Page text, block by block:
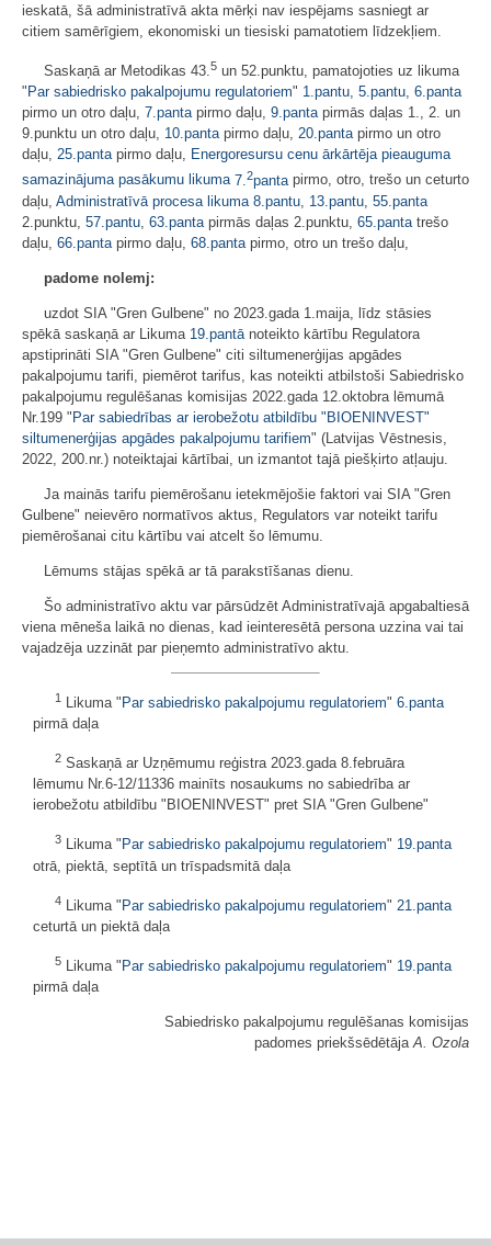
ieskatā, šā administratīvā akta mērķi nav iespējams sasniegt ar
citiem samērīgiem, ekonomiski un tiesiski pamatotiem līdzekļiem.
Saskaņā ar Metodikas 43.5 un 52.punktu, pamatojoties uz likuma
" Par sabiedrisko pakalpojumu regulatoriem" 1.pantu, 5.pantu, 6.panta
pirmo un otro daļu, 7.pantapirmo daļu, 9.pantapirmās daļas 1., 2. un
9.punktu un otro daļu, 10.pantapirmo daļu, 20.pantapirmo un otro
daļu, 25.pantapirmo daļu, Energoresursu cenu ārkārtēja pieauguma
samazinājuma pasākumu likuma 7. 2panta pirmo, otro, trešo un ceturto
daļu, Administratīvā procesa likuma 8.pantu 13.pantu 55.panta
2.punktu, 57.pantu 63.panta pirmās daļas 2.punktu, 65.panta trešo
daļu, 66.panta pirmo daļu, 68.panta pirmo, otro un trešo daļu,
padome nolemj:
uzdot SIA "Gren Gulbene" no 2023.gada 1.maija, līdz stāsies
spēkā saskaņā ar Likuma 19.pantā noteikto kārtību Regulatora
apstiprināti SIA "Gren Gulbene" citi siltumenerģijas apgādes
pakalpojumu tarifi, piemērot tarifus, kas noteikti atbilstoši Sabiedrisko
pakalpojumu regulēšanas komisijas 2022.gada 12.oktobra lēmumā
Nr.199 "Par sabiedrības ar ierobežotu atbildību "BIOENINVEST"
siltumenerģijas apgādes pakalpojumu tarifiem" (Latvijas Vēstnesis,
2022, 200.nr.) noteiktajai kārtībai, un izmantot tajā piešķirto atļauju.
Ja mainās tarifu piemērošanu ietekmējošie faktori vai SIA "Gren
Gulbene" neievēro normatīvos aktus, Regulators var noteikt tarifu
piemērošanai citu kārtību vai atcelt šo lēmumu.
Lēmums stājas spēkā ar tā parakstīšanas dienu.
Šo administratīvo aktu var pārsūdzēt Administratīvajā apgabaltiesā
viena mēneša laikā no dienas, kad ieinteresētā persona uzzina vai tai
vajadzēja uzzināt par pieņemto administratīvo aktu.
1 Likuma " Par sabiedrisko pakalpojumu regulatoriem" 6.panta
pirmā daļa
2 Saskaņā ar Uzņēmumu reģistra 2023.gada 8.februāra
lēmumu Nr.6-12/11336 mainīts nosaukums no sabiedrība ar
ierobežotu atbildību "BIOENINVEST" pret SIA "Gren Gulbene"
3 Likuma " Par sabiedrisko pakalpojumu regulatoriem" 19.panta
otrā, piektā, septītā un trīspadsmitā daļa
4 Likuma " Par sabiedrisko pakalpojumu regulatoriem" 21.panta
ceturtā un piektā daļa
5 Likuma " Par sabiedrisko pakalpojumu regulatoriem" 19.panta
pirmā daļa
Sabiedrisko pakalpojumu regulēšanas komisijas
padomes priekšsēdētājaA. Ozola